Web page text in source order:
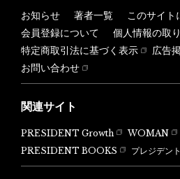
お知らせ 著者一覧
このサイト
会員登録について
個人情報の取
特定商取引法に基づく表示
広告
お問い合わせ
関連サイト
PRESIDENT Growth WOMAN
PRESIDENT BOOKS
プレジデ